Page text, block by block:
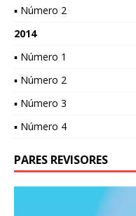
▪ Número 2
2014
▪ Número 1
▪ Número 2
▪ Número 3
▪ Número 4
PARES REVISORES